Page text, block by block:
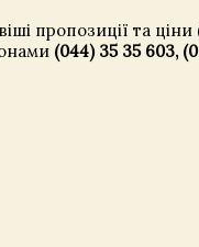
пропозиції та
(044) 35 35 603,